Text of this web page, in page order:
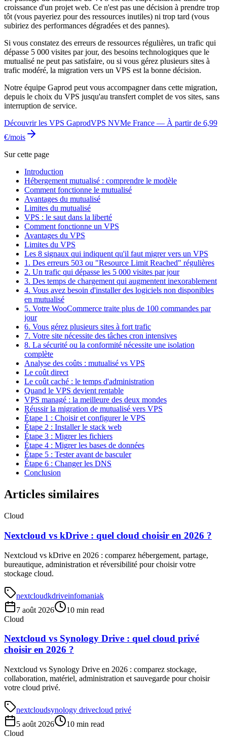
croissance d'un projet web. Ce n'est pas une décision à prendre trop
tôt (vous payeriez pour des ressources inutiles) ni trop tard (vous
subiriez des performances dégradées et des pannes).
Si vous constatez des erreurs de ressources régulières, un trafic qui
dépasse 5 000 visites par jour, des besoins technologiques que le
mutualisé ne peut pas satisfaire, ou si vous gérez plusieurs sites à
trafic modéré, la migration vers un VPS est la bonne décision.
Notre équipe Gaprod peut vous accompagner dans cette migration,
depuis le choix du VPS jusqu'au transfert complet de vos sites, sans
interruption de service.
Découvrir les VPS GaprodVPS NVMe France — À partir de 6,99
€/mois
Sur cette page
Introduction
Hébergement mutualisé : comprendre le modèle
Comment fonctionne le mutualisé
Avantages du mutualisé
Limites du mutualisé
VPS : le saut dans la liberté
Comment fonctionne un VPS
Avantages du VPS
Limites du VPS
Les 8 signaux qui indiquent qu'il faut migrer vers un VPS
1. Des erreurs 503 ou "Resource Limit Reached" régulières
2. Un trafic qui dépasse les 5 000 visites par jour
3. Des temps de chargement qui augmentent inexorablement
4. Vous avez besoin d'installer des logiciels non disponibles
en mutualisé
5. Votre WooCommerce traite plus de 100 commandes par
jour
6. Vous gérez plusieurs sites à fort trafic
7. Votre site nécessite des tâches cron intensives
8. La sécurité ou la conformité nécessite une isolation
complète
Analyse des coûts : mutualisé vs VPS
Le coût direct
Le coût caché : le temps d'administration
Quand le VPS devient rentable
VPS managé : la meilleure des deux mondes
Réussir la migration de mutualisé vers VPS
Étape 1 : Choisir et configurer le VPS
Étape 2 : Installer le stack web
Étape 3 : Migrer les fichiers
Étape 4 : Migrer les bases de données
Étape 5 : Tester avant de basculer
Étape 6 : Changer les DNS
Conclusion
Articles similaires
Cloud
Nextcloud vs kDrive : quel cloud choisir en 2026 ?
Nextcloud vs kDrive en 2026 : comparez hébergement, partage,
bureautique, administration et réversibilité pour choisir votre
stockage cloud.
nextcloudkdriveinfomaniak
7 août 2026
10 min read
Cloud
Nextcloud vs Synology Drive : quel cloud privé
choisir en 2026 ?
Nextcloud vs Synology Drive en 2026 : comparez stockage,
collaboration, matériel, administration et sauvegarde pour choisir
votre cloud privé.
nextcloudsynology drivecloud privé
5 août 2026
10 min read
Cloud